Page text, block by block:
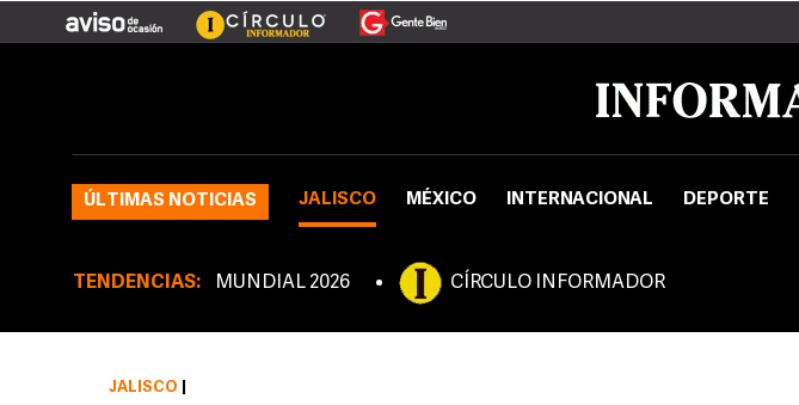
ÚLTIMAS NOTICIAS JALISCO MÉXICO INTERNACIONAL DEPORTE
TENDENCIAS: MUNDIAL 2026 CÍRCULO INFORMADOR
JALISCO